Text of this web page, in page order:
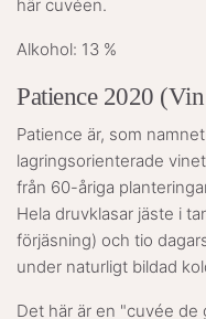
här cuvéen.
Alkohol: 13 %
Patience 2020
Patience är, som
lagringsorienterade
från 60-åriga
Hela druvklasar jäste i
förjäsning) och tio
under naturligt bildad
Det här är en "cuvée de